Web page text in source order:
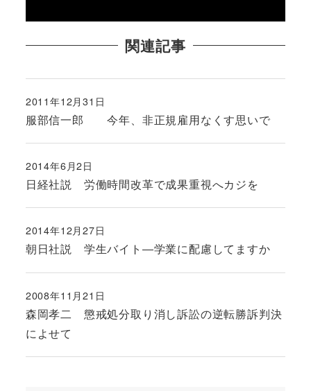
関連記事
服部信一郎 今年、非正規雇用なくす思いで
投稿日
2011年12月31日
日経社説 労働時間改革で成果重視へカジを
投稿日
2014年6月2日
朝日社説 学生バイト―学業に配慮してますか
投稿日
2014年12月27日
森岡孝二 懲戒処分取り消し訴訟の逆転勝訴判決
によせて
投稿日
2008年11月21日